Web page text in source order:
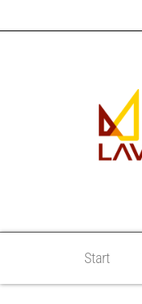
Start